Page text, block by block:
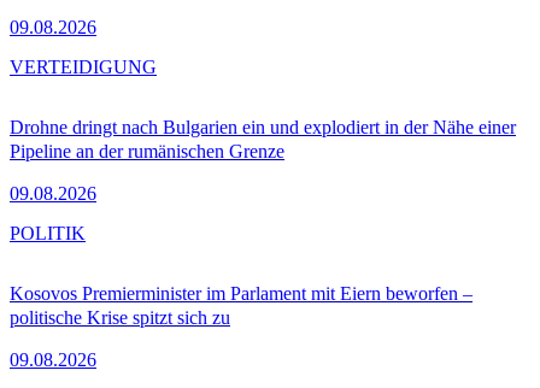
09.08.2026
Drohne dringt nach Bulgarien ein und explodiert in der Nähe einer
Pipeline an der rumänischen Grenze
09.08.2026
VERTEIDIGUNG
Kosovos Premierminister im Parlament mit Eiern beworfen –
politische Krise spitzt sich zu
09.08.2026
POLITIK